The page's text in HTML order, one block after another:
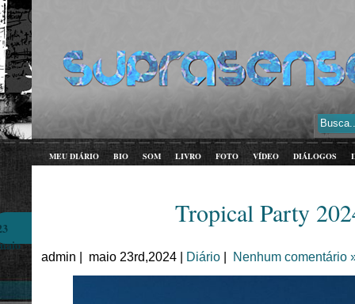
MEU DIÁRIO BIO SOM LIVRO FOTO VÍDEO DIÁLOGOS
Tropical Party
admin | maio 23rd,2024 | Diário Nenhum comentário